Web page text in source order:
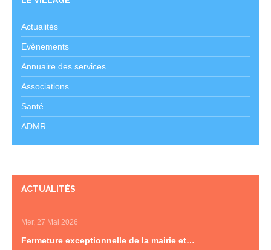
Actualités
Evènements
Annuaire des services
Associations
Santé
ADMR
ACTUALITÉS
Mer, 27 Mai 2026
Fermeture exceptionnelle de la mairie et…